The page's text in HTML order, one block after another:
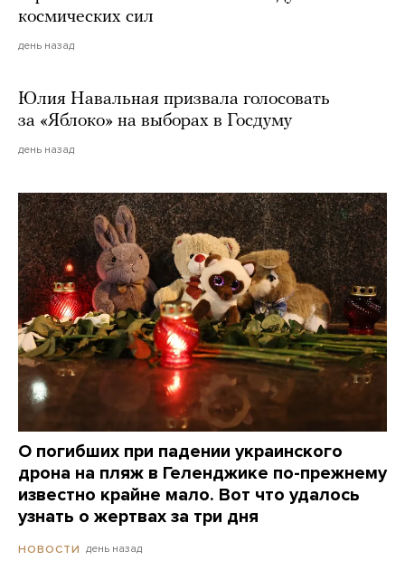
космических сил
день назад
Юлия Навальная призвала голосовать
за «Яблоко» на выборах в Госдуму
день назад
О погибших при падении украинского
дрона на пляж в Геленджике по-прежнему
известно крайне мало. Вот что удалось
узнать о жертвах за три дня
НОВОСТИ день назад